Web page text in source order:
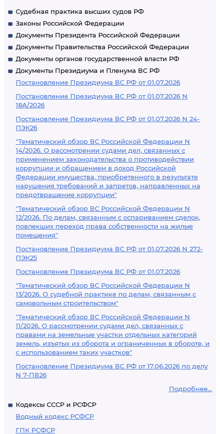
Судебная практика высших судов РФ
Законы Российской Федерации
Документы Президента Российской Федерации
Документы Правительства Российской Федерации
Документы органов государственной власти РФ
Документы Президиума и Пленума ВС РФ
Постановление Президиума ВС РФ от 01.07.2026
Постановление Президиума ВС РФ от 01.07.2026 N
18А/2026
Постановление Президиума ВС РФ от 01.07.2026 N 24-
ПЭК26
"Тематический обзор ВС Российской Федерации N
14/2026. О рассмотрении судами дел, связанных с
применением законодательства о противодействии
коррупции и обращением в доход Российской
Федерации имущества, приобретенного в результате
нарушения требований и запретов, направленных на
предотвращение коррупции"
"Тематический обзор ВС Российской Федерации N
12/2026. По делам, связанным с оспариванием сделок,
повлекших переход права собственности на жилые
помещения"
Постановление Президиума ВС РФ от 01.07.2026 N 272-
ПЭК25
Постановление Президиума ВС РФ от 01.07.2026
"Тематический обзор ВС Российской Федерации N
13/2026. О судебной практике по делам, связанным с
самовольным строительством"
"Тематический обзор ВС Российской Федерации N
11/2026. О рассмотрении судами дел, связанных с
правами на земельные участки отдельных категорий
земель, изъятых из оборота и ограниченных в обороте, и
с использованием таких участков"
Постановление Президиума ВС РФ от 17.06.2026 по делу
N 7-ПВ26
Подробнее...
Кодексы СССР и РСФСР
Водный кодекс РСФСР
ГПК РСФСР